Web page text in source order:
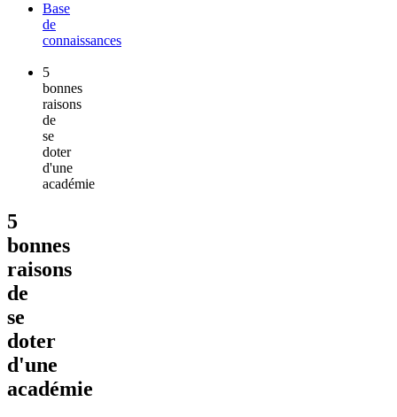
Base
de
connaissances
5
bonnes
raisons
de
se
doter
d'une
académie
5
bonnes
raisons
de
se
doter
d'une
académie